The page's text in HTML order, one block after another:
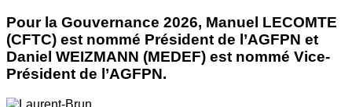
Pour la Gouvernance 2026, Manuel LECOMTE
(CFTC) est nommé Président de l’AGFPN et
Daniel WEIZMANN (MEDEF) est nommé Vice-
Président de l’AGFPN.